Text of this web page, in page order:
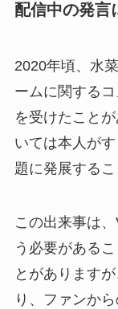
配信中の発言
2020年頃、水
ームに関する
を受けたこと
いては本人が
題に発展するこ
この出来事は
う必要がある
とがあります
り、ファンか